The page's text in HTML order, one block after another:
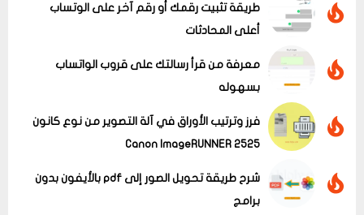
طريقة تثبيت رقمك أو رقم آخر على الوتساب
أعلى المحادثات
معرفة من قرأ رسالتك على قروب الواتساب
بسهوله
فرز وترتيب الأوراق في آلة التصوير من نوع كانون
Canon ImageRUNNER 2525
شرح طريقة تحويل الصور إلى pdf بالأيفون بدون
برامج